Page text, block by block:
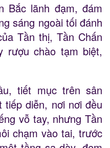
Bắc lãnh đạm, đám
sáng ngoài tối đánh
Tần thị, Tần Chấn
rượu chào tạm biệt,
tiết mục trên sân
diễn, nơi nơi đều
vỗ tay, nhưng Tần
chạm vào tai, trước